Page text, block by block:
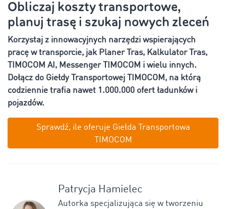
Obliczaj koszty transportowe,
planuj trasę i szukaj nowych zleceń
Korzystaj z innowacyjnych narzędzi wspierających
pracę w transporcie, jak Planer Tras, Kalkulator Tras,
TIMOCOM AI, Messenger TIMOCOM i wielu innych.
Dołącz do Giełdy Transportowej TIMOCOM, na którą
codziennie trafia nawet 1.000.000 ofert ładunków i
pojazdów.
Sprawdź, ile oferuje Giełda Transportowa
TIMOCOM
Patrycja Hamielec
Autorka specjalizująca się w tworzeniu